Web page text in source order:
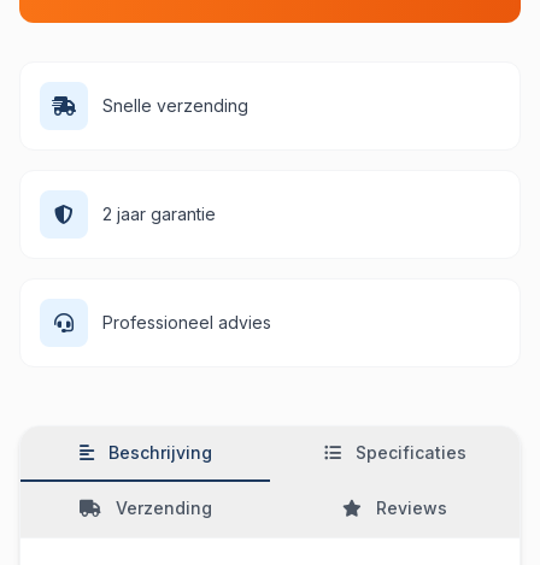
Snelle verzending
2 jaar garantie
Professioneel advies
Beschrijving Specificaties
Verzending Reviews